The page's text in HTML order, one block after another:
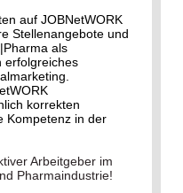
auf JOBNetWORK
Stellenangebote und
als
erfolgreiches
korrekten
Kompetenz in der
Arbeitgeber im
Pharmaindustrie!